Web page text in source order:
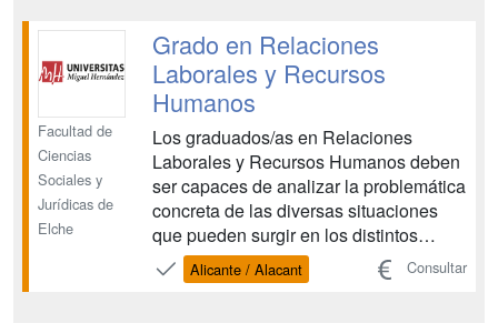
de forma integrada a sus perspectivas
jurídica, organizativa, psicol...
Facultad de
Ciencias
Sociales y
Jurídicas de
Elche
Grado en Relaciones
Laborales y Recursos
Humanos
Los graduados/as en Relaciones
Laborales y Recursos Humanos deben
ser capaces de analizar la problemática
concreta de las diversas situaciones
que pueden surgir en los distintos
campos y perfiles profesionales
relacionados (el ejercicio de la
Alicante / Alacant Consultar